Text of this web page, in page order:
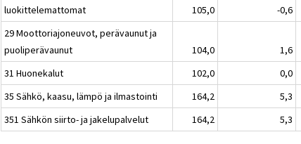
luokittelemattomat
105,0 -0,6
29 Moottoriajoneuvot, perävaunut ja
puoliperävaunut
104,0 1,6
31 Huonekalut
102,0 0,0
35 Sähkö, kaasu, lämpö ja ilmastointi
164,2 5,3
351 Sähkön siirto- ja jakelupalvelut
164,2 5,3